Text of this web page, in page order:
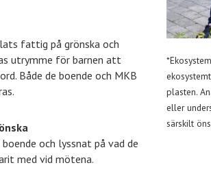
fattig på grönska och
utrymme för barnen att
Både de boende och MKB
och lyssnat på vad de
med vid mötena.
plasten.
eller
särskilt